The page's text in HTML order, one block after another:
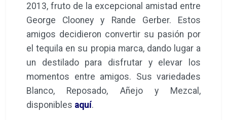
2013, fruto de la excepcional amistad entre
George Clooney y Rande Gerber. Estos
amigos decidieron convertir su pasión por
el tequila en su propia marca, dando lugar a
un destilado para disfrutar y elevar los
momentos entre amigos. Sus variedades
Blanco, Reposado, Añejo y Mezcal,
disponibles aquí.